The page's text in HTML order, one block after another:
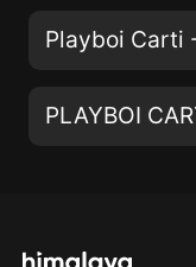
Playboi Carti
PLAYBOI